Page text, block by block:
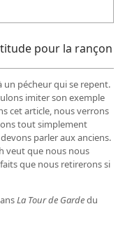
pour la rançon
pécheur qui se repent.
imiter son exemple
cet article, nous verrons
tout simplement
parler aux anciens.
veut que nous nous
que nous retirerons si
La Tour de Gardedu